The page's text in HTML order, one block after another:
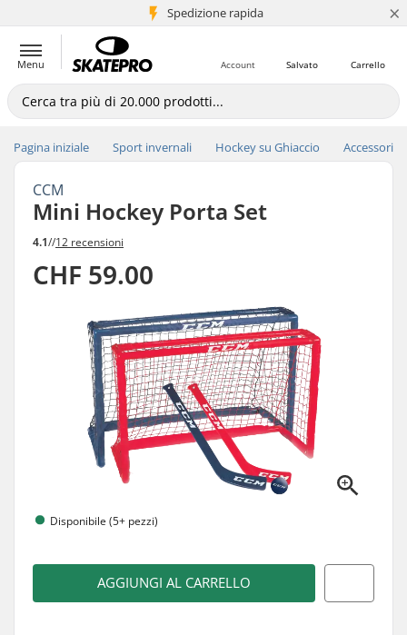
Spedizione rapida
+5 mln di clienti ×
Menu Carrello
Salvato
Account
Pagina iniziale Sport invernali Hockey su Ghiaccio Accessori
CCM
Mini Hockey Porta Set
4.1//12 recensioni
CHF 59.00
Disponibile (5+ pezzi)
AGGIUNGI AL CARRELLO